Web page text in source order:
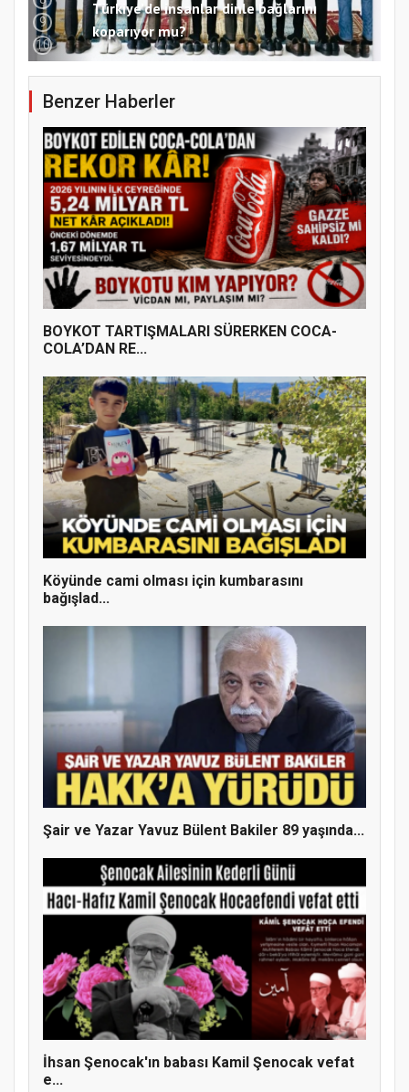
Samsun Atakum’da 15 Temmuz Programı
Doğanyol'da Temel Dini Bilgiler Sınavı
Gerçekleştirildi
9
10
Benzer Haberler
BOYKOT TARTIŞMALARI SÜRERKEN COCA-
COLA’DAN RE...
Köyünde cami olması için kumbarasını
bağışlad...
Şair ve Yazar Yavuz Bülent Bakiler 89 yaşında...
İhsan Şenocak'ın babası Kamil Şenocak vefat
e...